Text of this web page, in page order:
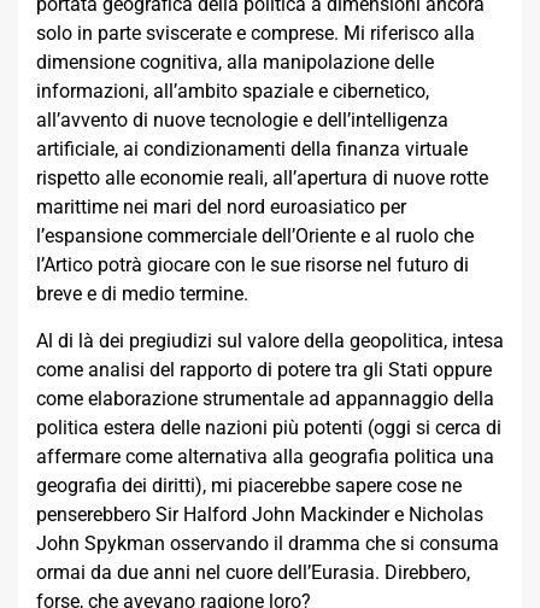
solo in parte sviscerate e comprese. Mi riferisco alla
dimensione cognitiva, alla manipolazione delle
informazioni, all’ambito spaziale e cibernetico,
all’avvento di nuove tecnologie e dell’intelligenza
artificiale, ai condizionamenti della finanza virtuale
rispetto alle economie reali, all’apertura di nuove rotte
marittime nei mari del nord euroasiatico per
l’espansione commerciale dell’Oriente e al ruolo che
l’Artico potrà giocare con le sue risorse nel futuro di
breve e di medio termine.
Al di là dei pregiudizi sul valore della geopolitica, intesa
come analisi del rapporto di potere tra gli Stati oppure
come elaborazione strumentale ad appannaggio della
politica estera delle nazioni più potenti (oggi si cerca di
affermare come alternativa alla geografia politica una
geografia dei diritti), mi piacerebbe sapere cose ne
penserebbero Sir Halford John Mackinder e Nicholas
John Spykman osservando il dramma che si consuma
ormai da due anni nel cuore dell’Eurasia. Direbbero,
forse, che avevano ragione loro?